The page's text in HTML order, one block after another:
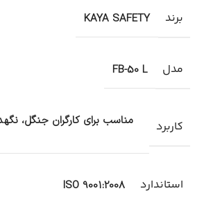
برند KAYA SAFETY
مدل FB-50 L
کاربرد
مناسب برای کارگران جنگل،
استاندارد ISO 9001:2008